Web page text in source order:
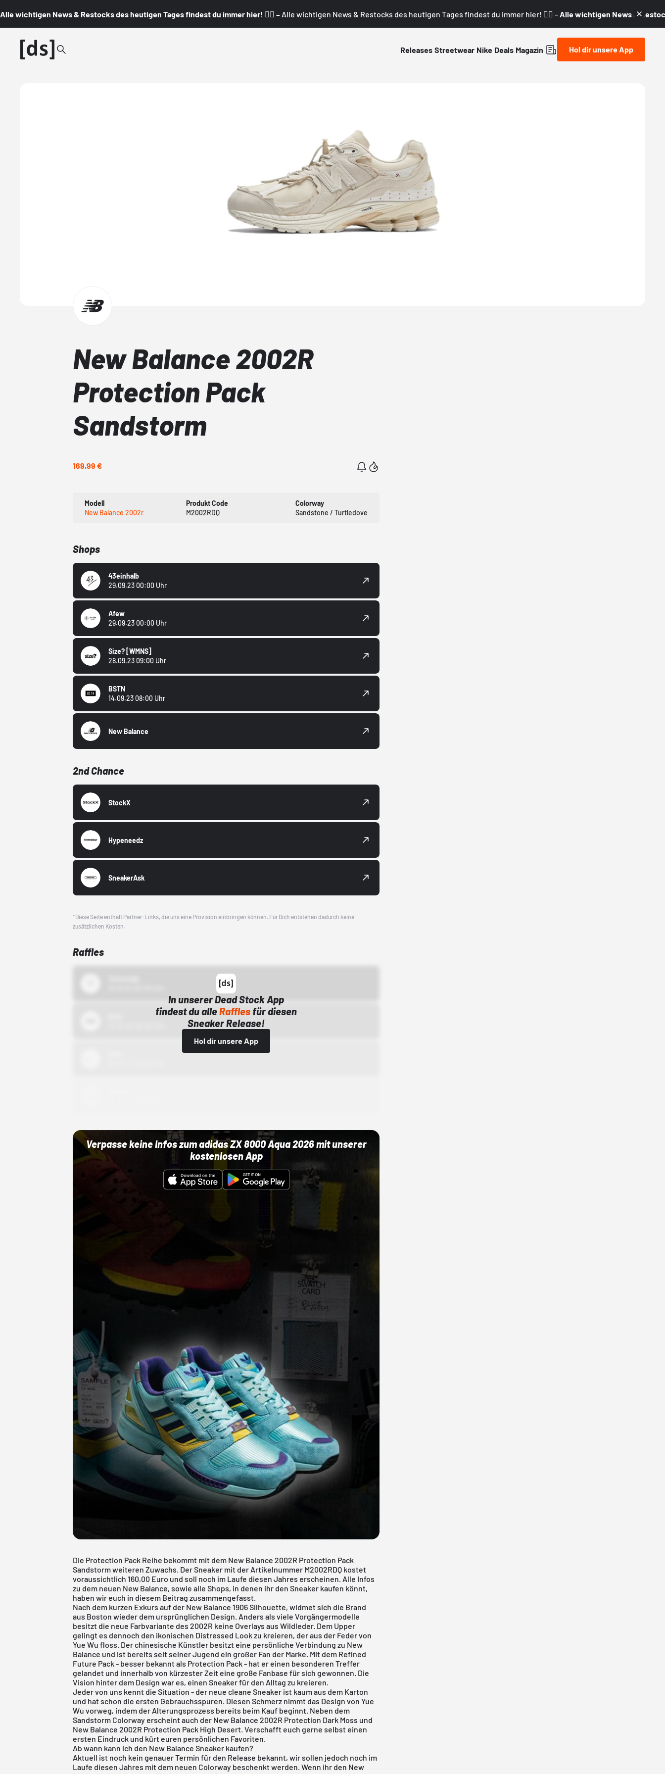
Alle wichtigen News & Restocks des heutigen Tages findest du immer hier! 👇🏼 – Alle wichtigen News & Restocks des heutigen Tages findest du immer hier! 👇🏼 – Alle wichtigen News &
Releases Streetwear Nike Deals Magazin Hol dir unsere App
New Balance 2002R
Protection Pack
Sandstorm
169,99 €
Modell
New Balance 2002r
Produkt Code
M2002RDQ
Colorway
Sandstone / Turtledove
Shops
43einhalb
29.09.23 00:00 Uhr
Afew
29.09.23 00:00 Uhr
Size? [WMNS]
28.09.23 09:00 Uhr
BSTN
14.09.23 08:00 Uhr
New Balance
2nd Chance
StockX
Hypeneedz
SneakerAsk
*Diese Seite enthält Partner-Links, die uns eine Provision einbringen können. Für Dich entstehen dadurch keine
zusätzlichen Kosten.
Raffles
In unserer Dead Stock App
findest du alleRaffles für diesen
Sneaker Release!
Hol dir unsere App
Verpasse keine Infos zum adidas ZX 8000 Aqua 2026 mit unserer
kostenlosen App
Die Protection Pack Reihe bekommt mit dem New Balance 2002R Protection Pack
Sandstorm weiteren Zuwachs. Der Sneaker mit der Artikelnummer M2002RDQ kostet
voraussichtlich 160,00 Euro und soll noch im Laufe diesen Jahres erscheinen. Alle Infos
zu dem neuen New Balance, sowie alle Shops, in denen ihr den Sneaker kaufen könnt,
haben wir euch in diesem Beitrag zusammengefasst.
Nach dem kurzen Exkurs auf der New Balance 1906Silhouette, widmet sich die Brand
aus Boston wieder dem ursprünglichen Design. Anders als viele Vorgängermodelle
besitzt die neue Farbvariante des2002R keine Overlays aus Wildleder. Dem Upper
gelingt es dennoch den ikonischen Distressed Look zu kreieren, der aus der Feder von
Yue Wu floss. Der chinesische Künstler besitzt eine persönliche Verbindung zu New
Balance und ist bereits seit seiner Jugend ein großer Fan der Marke. Mit dem Refined
Future Pack - besser bekannt als Protection Pack - hat er einen besonderen Treffer
gelandet und innerhalb von kürzester Zeit eine große Fanbase für sich gewonnen. Die
Vision hinter dem Design war es, einen Sneaker für den Alltag zu kreieren.
Jeder von uns kennt die Situation - der neue cleane Sneaker ist kaum aus dem Karton
und hat schon die ersten Gebrauchsspuren. Diesen Schmerz nimmt das Design von Yue
Wu vorweg, indem der Alterungsprozess bereits beim Kauf beginnt. Neben dem
Sandstorm Colorway erscheint auch der New Balance 2002R Protection Dark Moss und
New Balance 2002R Protection Pack High Desert . Verschafft euch gerne selbst einen
ersten Eindruck und kürt euren persönlichen Favoriten.
Ab wann kann ich den New Balance Sneaker kaufen?
Aktuell ist noch kein genauer Termin für den Release bekannt, wir sollen jedoch noch im
Laufe diesen Jahres mit dem neuen Colorway beschenkt werden. Wenn ihr den New